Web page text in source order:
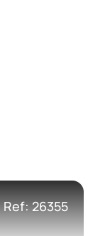
Ref: 26355